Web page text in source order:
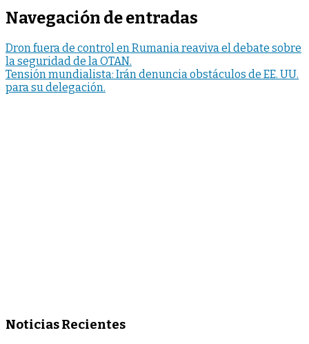
Navegación de entradas
Dron fuera de control en Rumania reaviva el debate sobre
la seguridad de la OTAN.
Tensión mundialista: Irán denuncia obstáculos de EE. UU.
para su delegación.
Noticias Recientes